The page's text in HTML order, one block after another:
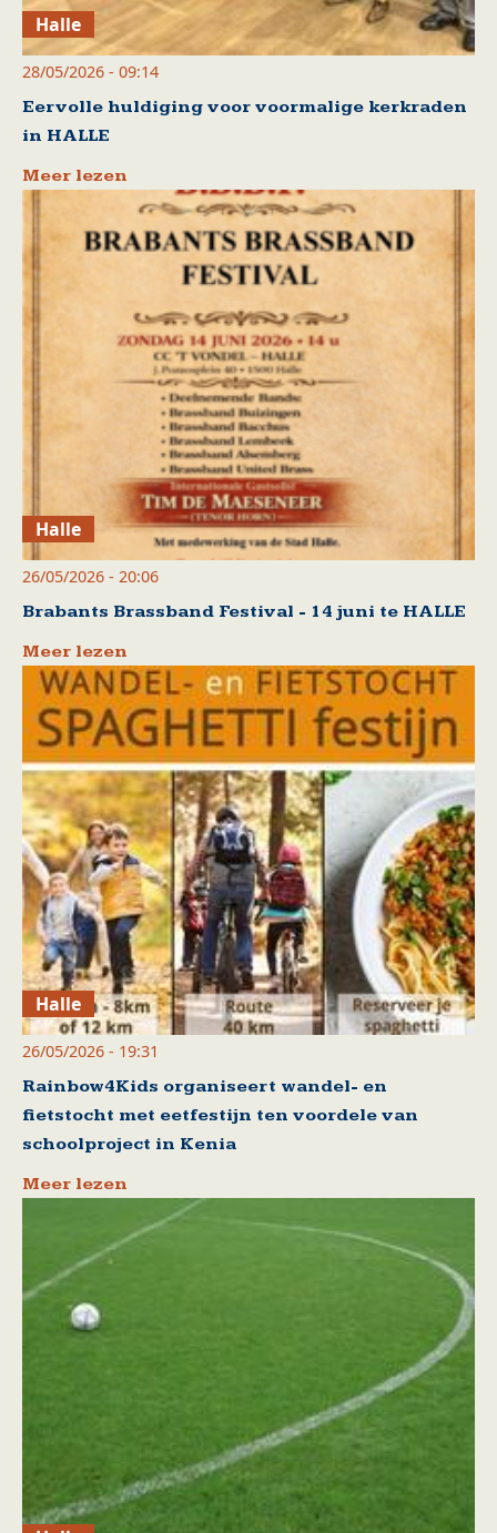
Halle
28/05/2026 - 09:14
Eervolle huldiging voor voormalige kerkraden
in HALLE
Meer lezen
Halle
26/05/2026 - 20:06
Brabants Brassband Festival - 14 juni te HALLE
Meer lezen
Halle
26/05/2026 - 19:31
Rainbow4Kids organiseert wandel- en
fietstocht met eetfestijn ten voordele van
schoolproject in Kenia
Meer lezen